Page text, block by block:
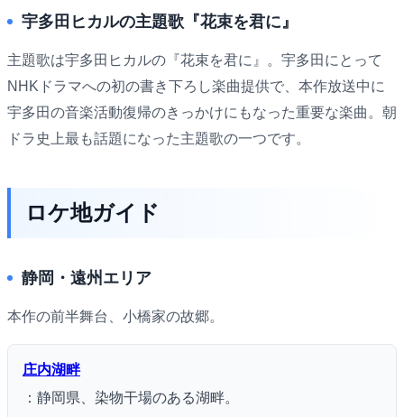
宇多田ヒカルの主題歌『花束を君に』
主題歌は宇多田ヒカルの『花束を君に』。宇多田にとって
NHKドラマへの初の書き下ろし楽曲提供で、本作放送中に
宇多田の音楽活動復帰のきっかけにもなった重要な楽曲。朝
ドラ史上最も話題になった主題歌の一つです。
ロケ地ガイド
静岡・遠州エリア
本作の前半舞台、小橋家の故郷。
庄内湖畔
：静岡県、染物干場のある湖畔。